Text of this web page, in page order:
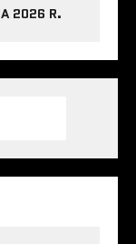
2026 R.